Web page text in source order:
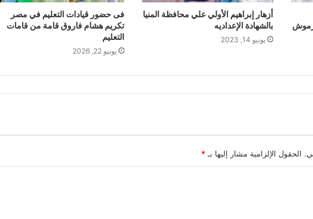
أزهار إبراهيم الأولي علي محافظة المنيا
بالشهادة الإعداديه
يونيو 14, 2023
فى حضور قيادات التعليم في مصر
تكريم هشام فاروق قامة من قامات
التعليم
يونيو 22, 2026
الحقول الإلزامية مشار إليها بـ*